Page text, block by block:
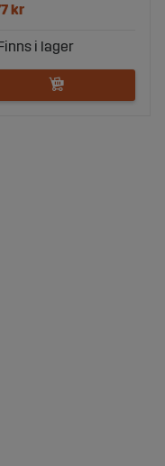
kr